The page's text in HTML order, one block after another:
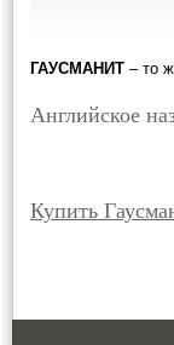
ГАУСМАНИТ – то
Английское
Купить